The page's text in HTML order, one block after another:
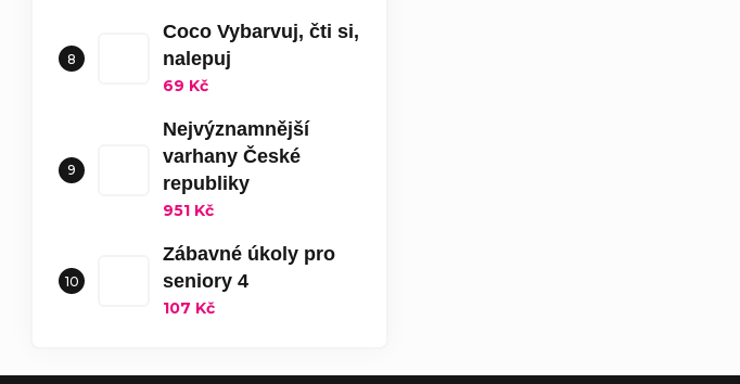
Coco Vybarvuj, čti si,
nalepuj
69 Kč
Nejvýznamnější
varhany České
republiky
951 Kč
Zábavné úkoly pro
seniory 4
107 Kč